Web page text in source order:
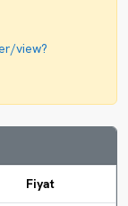
view?
Fiyat